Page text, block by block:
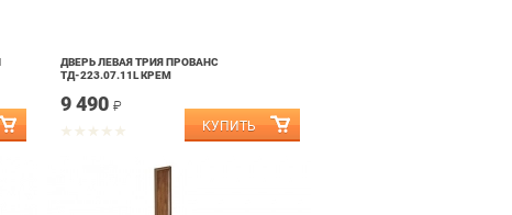
ДВЕРЬ ЛЕВАЯ ТРИЯ ПРОВАНС
ТД-223.07.11L КРЕМ
9 490 ₽